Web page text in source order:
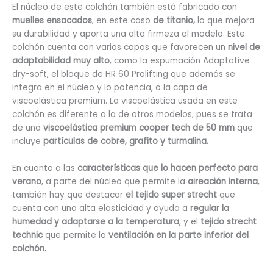
El núcleo de este colchón también está fabricado con
muelles ensacados, en este caso de titanio, lo que mejora
su durabilidad y aporta una alta firmeza al modelo. Este
colchón cuenta con varias capas que favorecen un nivel de
adaptabilidad muy alto, como la espumación Adaptative
dry-soft, el bloque de HR 60 Prolifting que además se
integra en el núcleo y lo potencia, o la capa de
viscoelástica premium. La viscoelástica usada en este
colchón es diferente a la de otros modelos, pues se trata
de una viscoelástica premium cooper tech de 50 mm que
incluye partículas de cobre, grafito y turmalina.
En cuanto a las características que lo hacen perfecto para
verano, a parte del núcleo que permite la aireación interna,
también hay que destacar el tejido super strecht que
cuenta con una alta elasticidad y ayuda a regular la
humedad y adaptarse a la temperatura, y el tejido strecht
technicque permite la ventilación en la parte inferior del
colchón.